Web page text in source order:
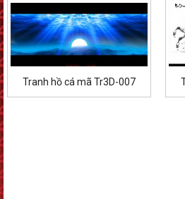
Tranh hồ cá mã Tr3D-007